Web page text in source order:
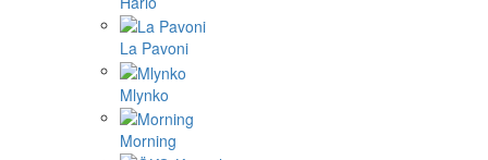
La Pavoni
Mlynko
Morning